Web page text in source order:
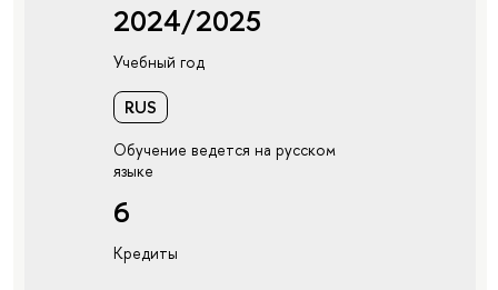
2024/2025
Учебный год
RUS
Обучение ведется на русском
языке
6
Кредиты